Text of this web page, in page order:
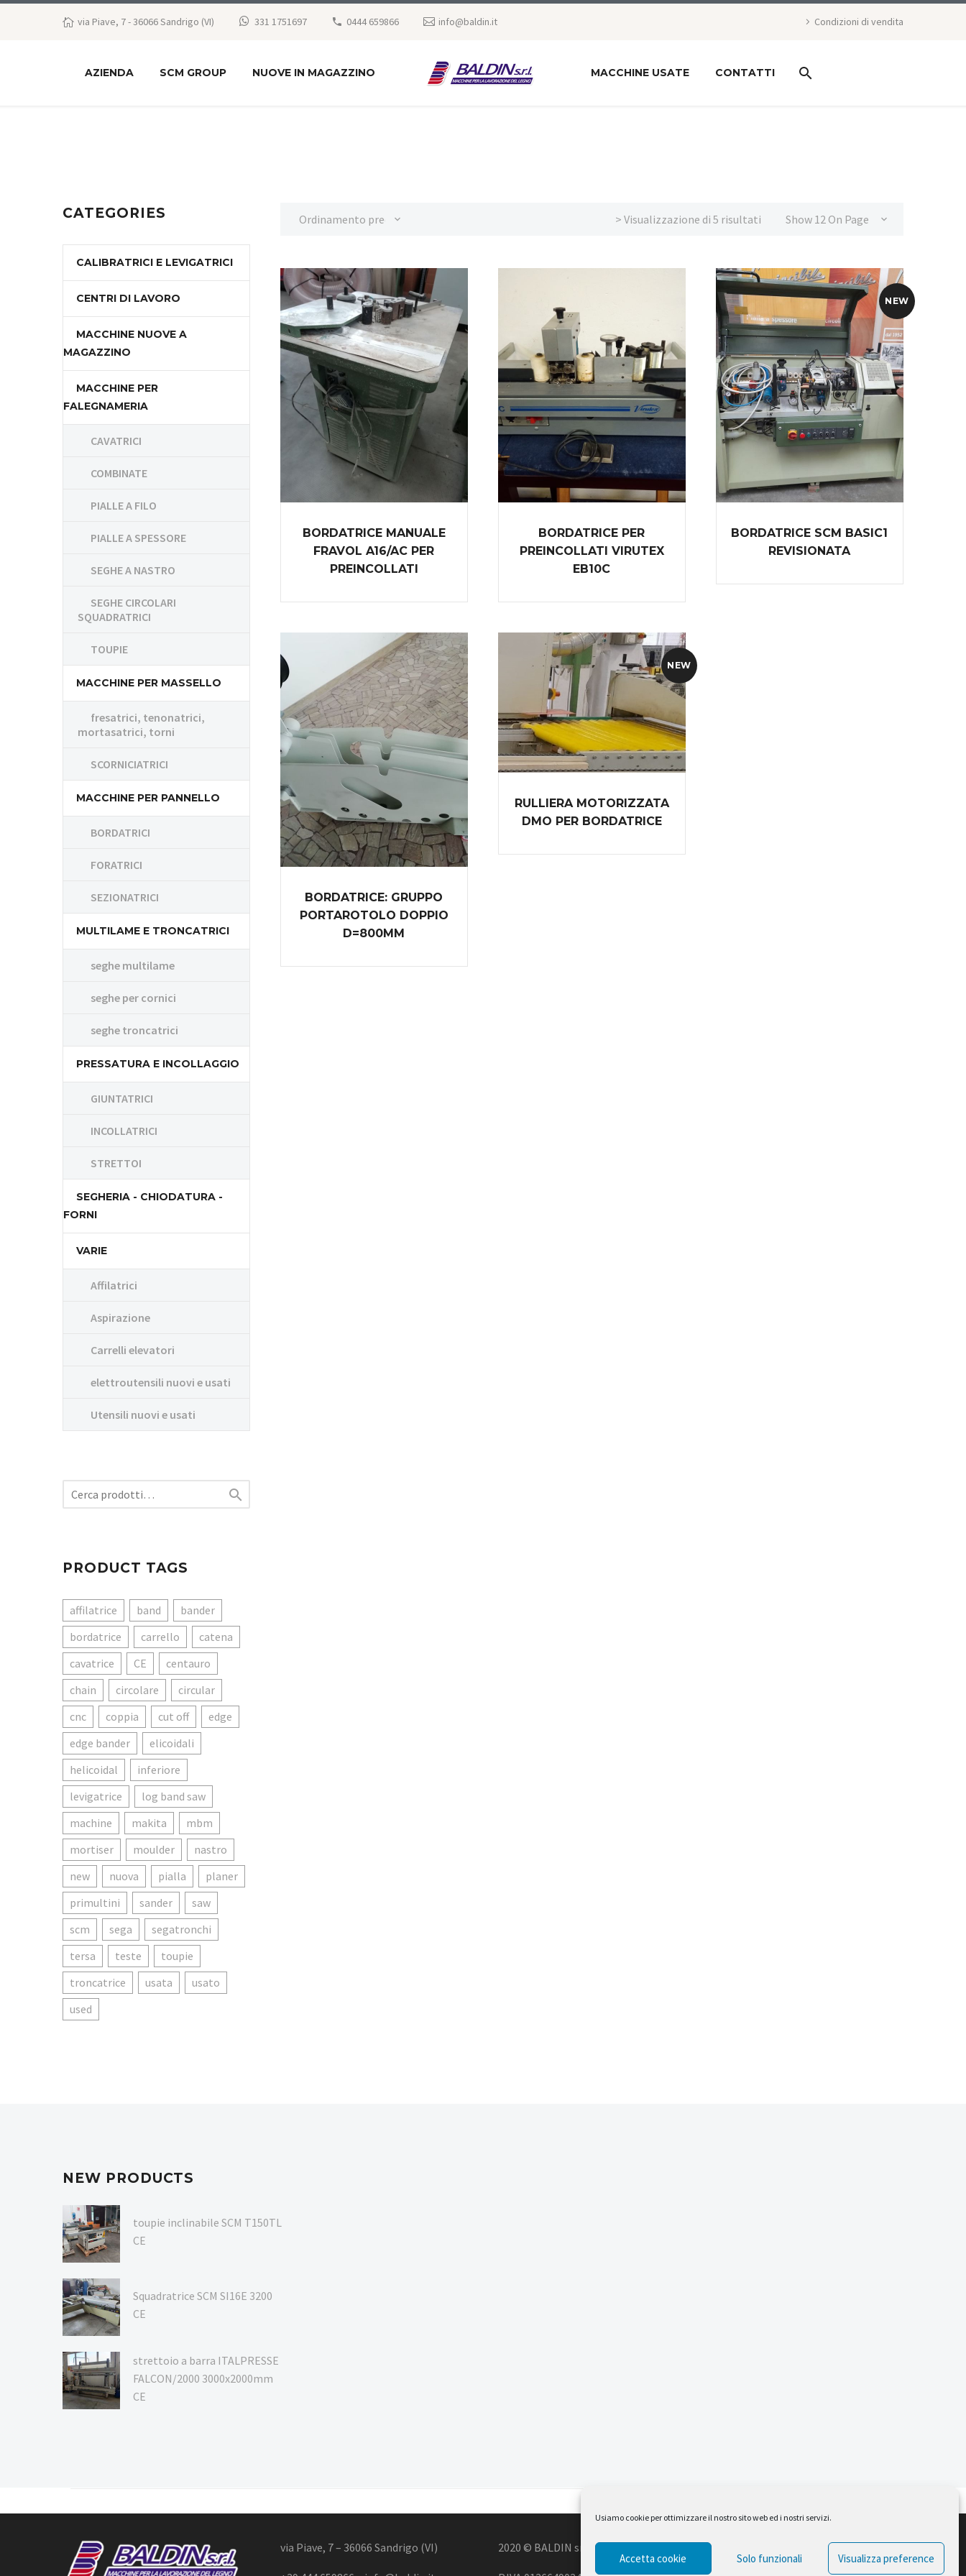
Usiamo cookie per ottimizzare il nostro sito web ed i nostri servizi.
Accetta cookie Solo funzionali Visualizza preference
via Piave, 7 - 36066 Sandrigo (VI) 331 1751697 0444 659866 info@baldin.it Condizioni di vendita
AZIENDA SCM GROUP NUOVE IN MAGAZZINO MACCHINE USATE CONTATTI
Ordinamento predefinito Show 12 On Page
> Visualizzazione di 5 risultati
BORDATRICE MANUALE
FRAVOL A16/AC PER
PREINCOLLATI
BORDATRICE PER
PREINCOLLATI VIRUTEX
EB10C
NEW
BORDATRICE SCM BASIC1
REVISIONATA
BORDATRICE: GRUPPO
PORTAROTOLO DOPPIO
D=800MM
NEW
RULLIERA MOTORIZZATA
DMO PER BORDATRICE
CATEGORIES
CALIBRATRICI E LEVIGATRICI
CENTRI DI LAVORO
MACCHINE NUOVE A
MAGAZZINO
MACCHINE PER
FALEGNAMERIA
CAVATRICI
COMBINATE
PIALLE A FILO
PIALLE A SPESSORE
SEGHE A NASTRO
SEGHE CIRCOLARI
SQUADRATRICI
TOUPIE
MACCHINE PER MASSELLO
fresatrici, tenonatrici,
mortasatrici, torni
SCORNICIATRICI
MACCHINE PER PANNELLO
BORDATRICI
FORATRICI
SEZIONATRICI
MULTILAME E TRONCATRICI
seghe multilame
seghe per cornici
seghe troncatrici
PRESSATURA E INCOLLAGGIO
GIUNTATRICI
INCOLLATRICI
STRETTOI
SEGHERIA - CHIODATURA -
FORNI
VARIE
Affilatrici
Aspirazione
Carrelli elevatori
elettroutensili nuovi e usati
Utensili nuovi e usati

PRODUCT TAGS
affilatrice band
bander
bordatrice
carrello
catena
cavatrice
CE
centauro
chain
circolare
circular
cnc
coppia cut off
edge
edge bander
elicoidali
helicoidal
inferiore
levigatrice
log band saw
machine
makita
mbm
mortiser
moulder
nastro
new
nuova pialla
planer
primultini
sander
saw
scm
sega
segatronchi
tersa
teste
toupie
troncatrice
usata
usato
used
NEW PRODUCTS
toupie inclinabile SCM T150TL
CE
Squadratrice SCM SI16E 3200
CE
strettoio a barra ITALPRESSE
FALCON/2000 3000x2000mm
CE
via Piave, 7 – 36066 Sandrigo (VI) 2020 © BALDIN srl Design by Ferruccio Lindaver